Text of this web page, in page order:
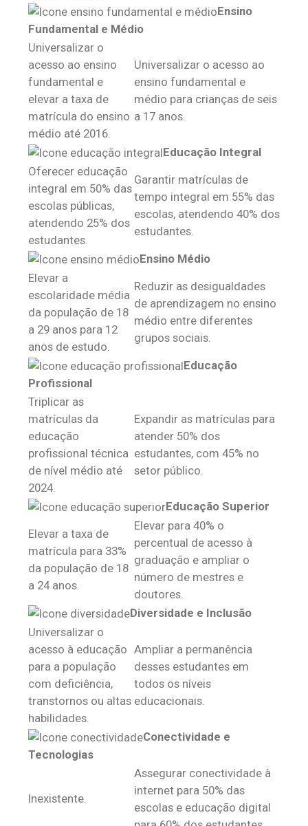
Ensino
Fundamental e Médio
Universalizar o
acesso ao ensino
fundamental e
elevar a taxa de
matrícula do ensino
médio até 2016.
Universalizar o acesso ao
ensino fundamental e
médio para crianças de seis
a 17 anos.
Educação Integral
Oferecer educação
integral em 50% das
escolas públicas,
atendendo 25% dos
estudantes.
Garantir matrículas de
tempo integral em 55% das
escolas, atendendo 40% dos
estudantes.
Ensino Médio
Elevar a
escolaridade média
da população de 18
a 29 anos para 12
anos de estudo.
Reduzir as desigualdades
de aprendizagem no ensino
médio entre diferentes
grupos sociais.
Educação
Profissional
Triplicar as
matrículas da
educação
profissional técnica
de nível médio até
2024.
Expandir as matrículas para
atender 50% dos
estudantes, com 45% no
setor público.
Educação Superior
Elevar a taxa de
matrícula para 33%
da população de 18
a 24 anos.
Elevar para 40% o
percentual de acesso à
graduação e ampliar o
número de mestres e
doutores.
Diversidade e Inclusão
Universalizar o
acesso à educação
para a população
com deficiência,
transtornos ou altas
habilidades.
Ampliar a permanência
desses estudantes em
todos os níveis
educacionais.
Conectividade e
Tecnologias
Inexistente.
Assegurar conectividade à
internet para 50% das
escolas e educação digital